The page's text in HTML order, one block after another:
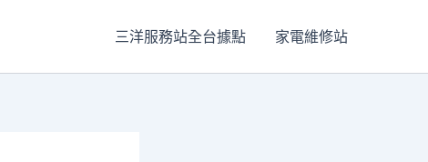
三洋服務站全台據點 家電維修站